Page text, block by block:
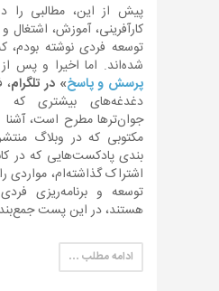
پیش از این، مطالبی
کارآفرینی، آموزش، اشتغال
توسعه فردی نوشته بودم،
شده‌اند. اما اخیرا و پس از
پرسش و پاسخ» در تلگرام،
دغدغه‌های بیشتری که
جوان‌ترها مطرح است،
مکتوبی که در وبلاگ
بندی پادکست‌هایی که در
اشتراک گذاشته‌ام، مواردی
توسعه و برنامه‌ریزی
هستند، در این پست
ادامه مطلب …